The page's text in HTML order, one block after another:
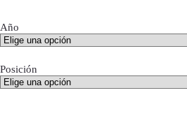
Año
Posición